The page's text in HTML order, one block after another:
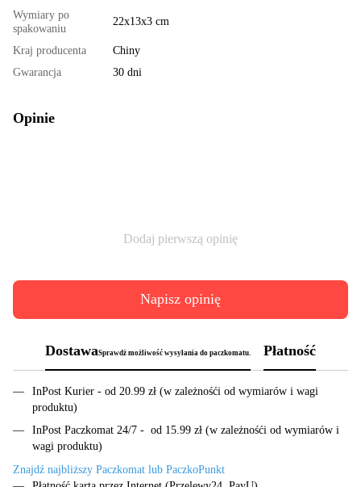
Wymiary po
spakowaniu
22x13x3 cm
Kraj producenta
Chiny
Gwarancja
30 dni
Opinie
Dodaj pierwszą opinię
Napisz opinię
DostawaSprawdż możliwość wysyłania do paczkomatu. Płatność
InPost Kurier - od 20.99 zł (w zależnośći od wymiarów i wagi
produktu)
InPost Paczkomat 24/7 - od 15.99 zł (w zależnośći od wymiarów i
wagi produktu)
Znajdź najbliższy Paczkomat lub PaczkoPunkt